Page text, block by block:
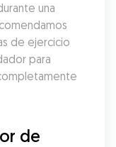
una
de ejercicio
para
de